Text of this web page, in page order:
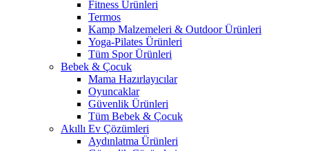
Fitness Ürünleri
Termos
Kamp Malzemeleri & Outdoor Ürünleri
Yoga-Pilates Ürünleri
Tüm Spor Ürünleri
Bebek & Çocuk
Mama Hazırlayıcılar
Oyuncaklar
Güvenlik Ürünleri
Tüm Bebek & Çocuk
Akıllı Ev Çözümleri
Aydınlatma Ürünleri